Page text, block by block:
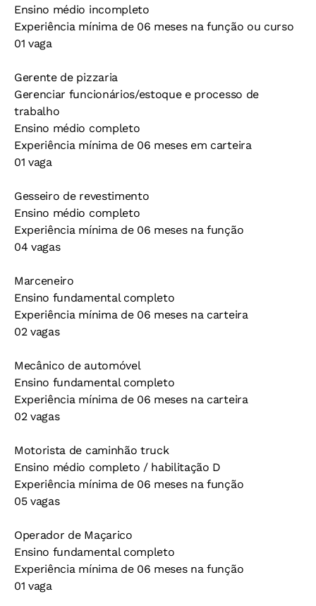
Ensino médio incompleto
Experiência mínima de 06 meses na função ou curso
01 vaga
Gerente de pizzaria
Gerenciar funcionários/estoque e processo de
trabalho
Ensino médio completo
Experiência mínima de 06 meses em carteira
01 vaga
Gesseiro de revestimento
Ensino médio completo
Experiência mínima de 06 meses na função
04 vagas
Marceneiro
Ensino fundamental completo
Experiência mínima de 06 meses na carteira
02 vagas
Mecânico de automóvel
Ensino fundamental completo
Experiência mínima de 06 meses na carteira
02 vagas
Motorista de caminhão truck
Ensino médio completo / habilitação D
Experiência mínima de 06 meses na função
05 vagas
Operador de Maçarico
Ensino fundamental completo
Experiência mínima de 06 meses na função
01 vaga